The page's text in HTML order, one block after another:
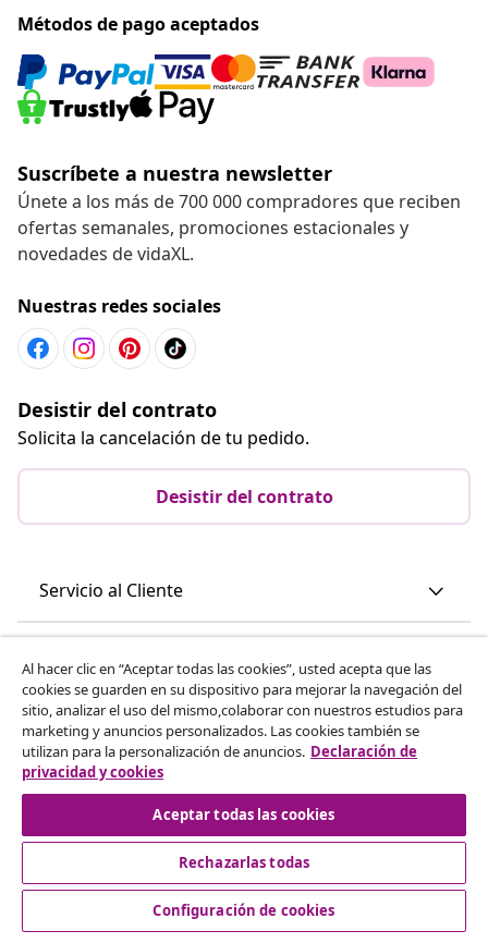
Métodos de pago aceptados
Suscríbete a nuestra newsletter
Únete a los más de 700 000 compradores que reciben
ofertas semanales, promociones estacionales y
novedades de vidaXL.
Nuestras redes sociales
Desistir del contrato
Solicita la cancelación de tu pedido.
Desistir del contrato
Servicio al Cliente
vidaXL
Descubre mas
Al hacer clic en “Aceptar todas las cookies”, usted acepta que las
cookies se guarden en su dispositivo para mejorar la navegación del
sitio, analizar el uso del mismo,colaborar con nuestros estudios para
marketing y anuncios personalizados. Las cookies también se
utilizan para la personalización de anuncios. Declaración de
privacidad y cookies
Aceptar todas las cookies
Rechazarlas todas
Configuración de cookies